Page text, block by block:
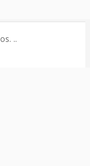
..